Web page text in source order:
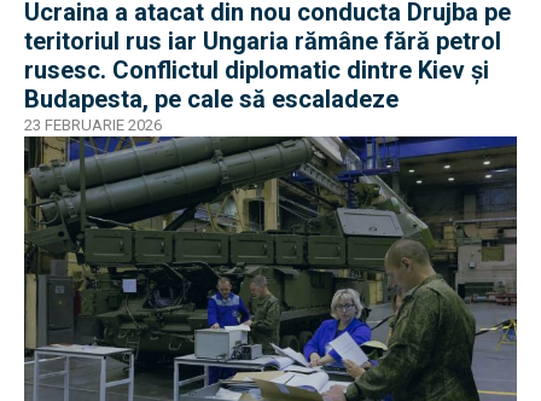
Ucraina a atacat din nou conducta Drujba pe
teritoriul rus iar Ungaria rămâne fără petrol
rusesc. Conflictul diplomatic dintre Kiev și
Budapesta, pe cale să escaladeze
23 FEBRUARIE 2026